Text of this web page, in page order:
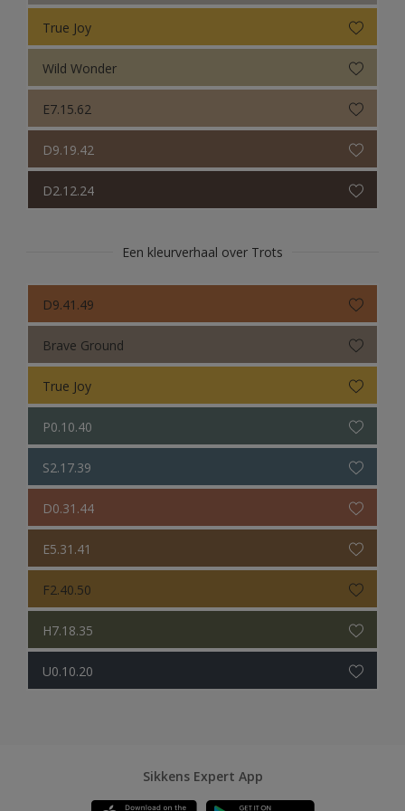
True Joy
Wild Wonder
E7.15.62
D9.19.42
D2.12.24
Een kleurverhaal over Trots
D9.41.49
Brave Ground
True Joy
P0.10.40
S2.17.39
D0.31.44
E5.31.41
F2.40.50
H7.18.35
U0.10.20
Sikkens Expert App